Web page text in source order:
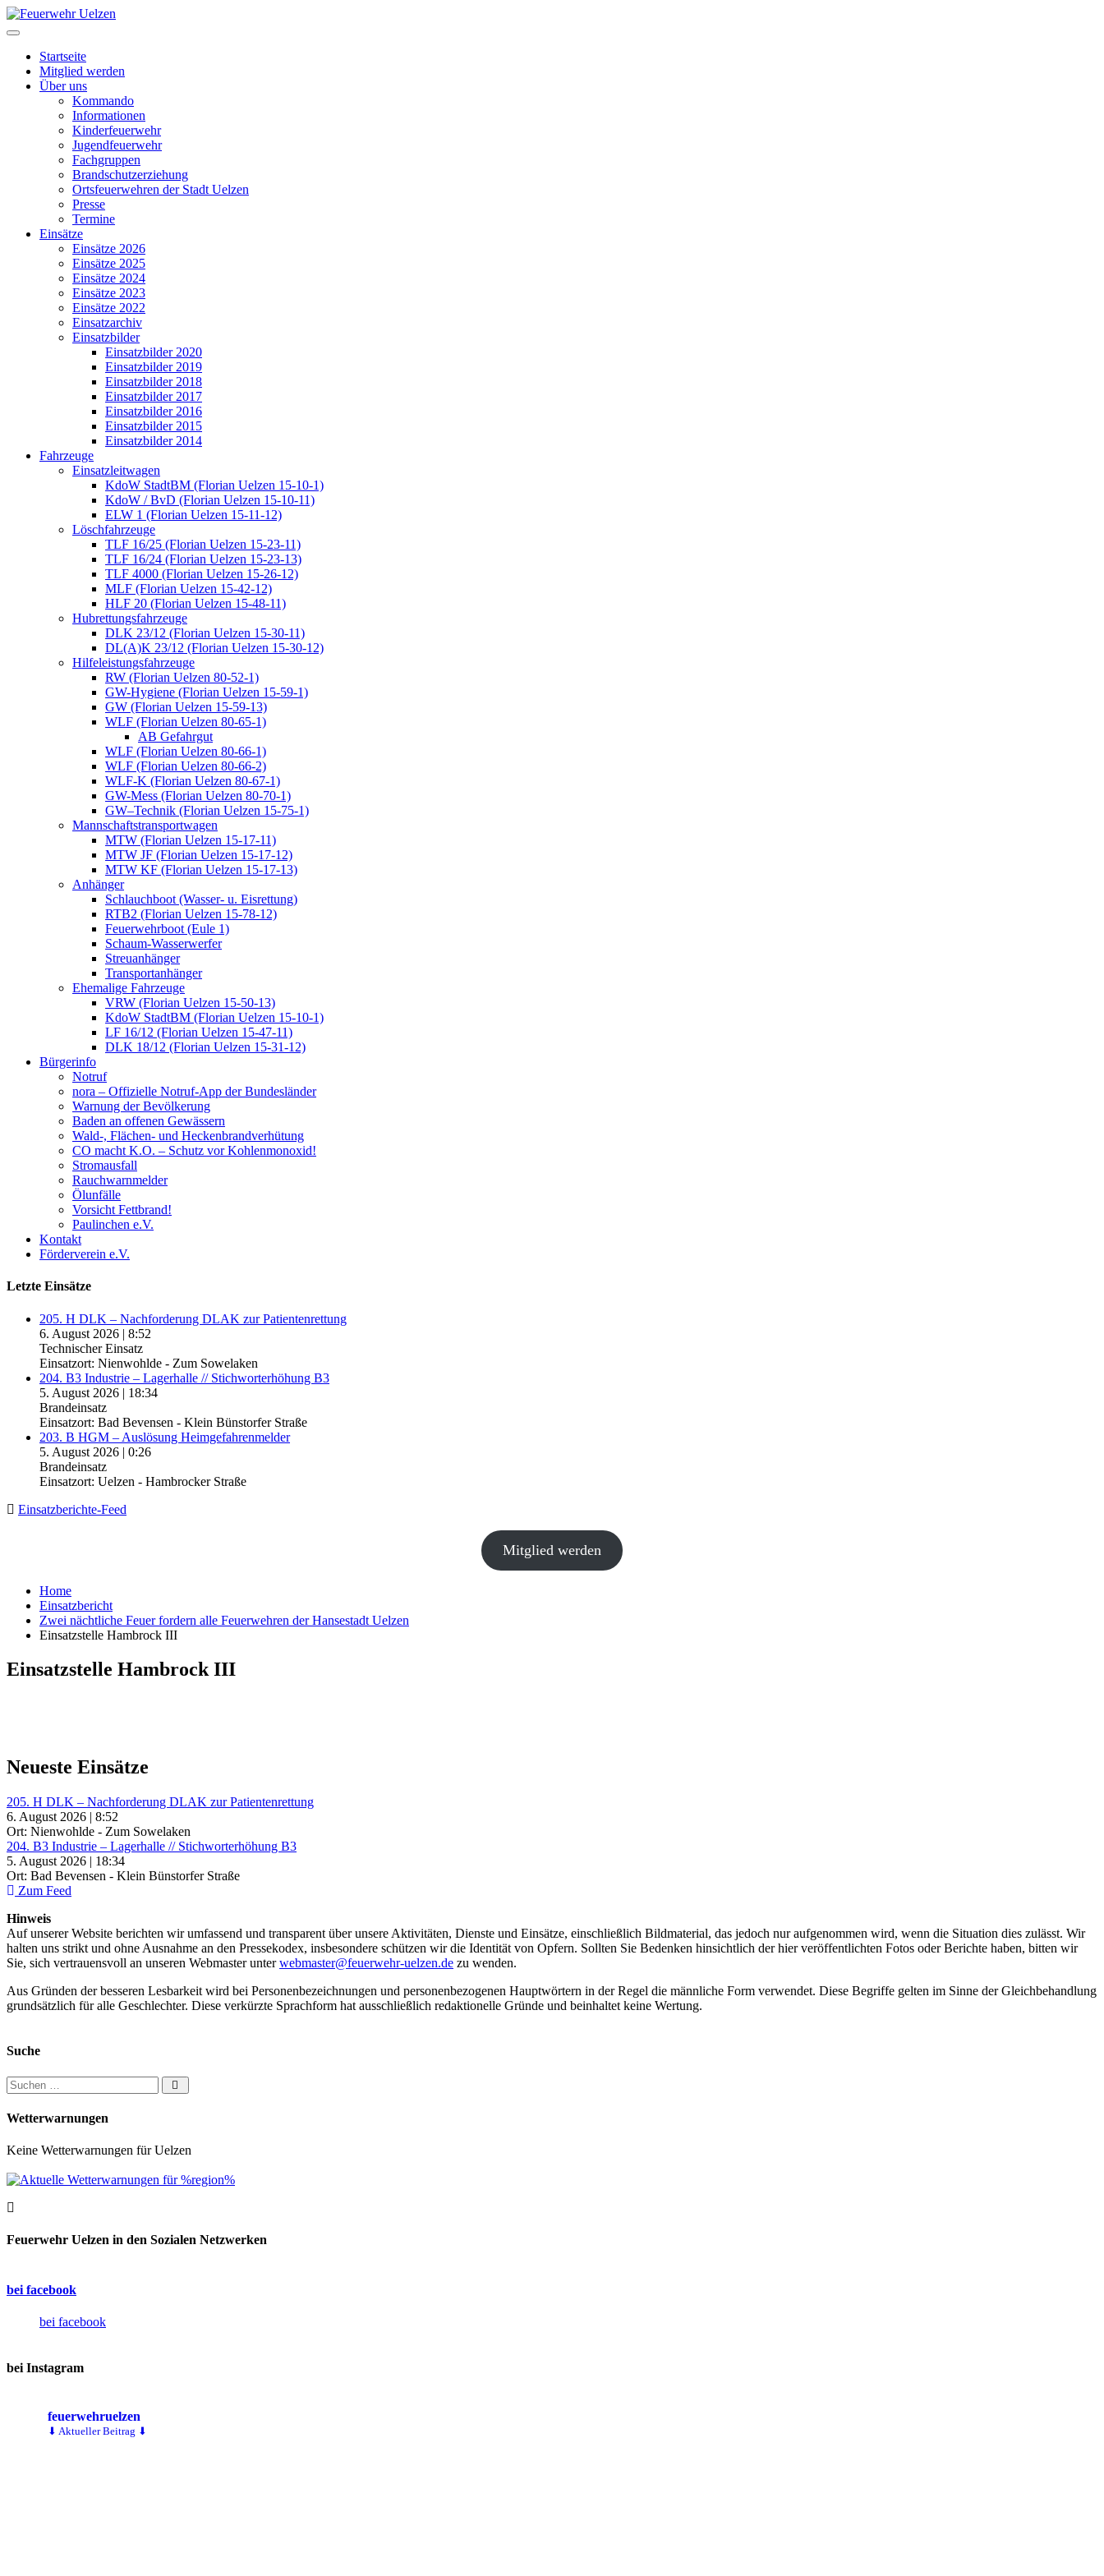
Startseite
Mitglied werden
Über uns
Kommando
Informationen
Kinderfeuerwehr
Jugendfeuerwehr
Fachgruppen
Brandschutzerziehung
Ortsfeuerwehren der Stadt Uelzen
Presse
Termine
Einsätze
Einsätze 2026
Einsätze 2025
Einsätze 2024
Einsätze 2023
Einsätze 2022
Einsatzarchiv
Einsatzbilder
Einsatzbilder 2020
Einsatzbilder 2019
Einsatzbilder 2018
Einsatzbilder 2017
Einsatzbilder 2016
Einsatzbilder 2015
Einsatzbilder 2014
Fahrzeuge
Einsatzleitwagen
KdoW StadtBM (Florian Uelzen 15-10-1)
KdoW / BvD (Florian Uelzen 15-10-11)
ELW 1 (Florian Uelzen 15-11-12)
Löschfahrzeuge
TLF 16/25 (Florian Uelzen 15-23-11)
TLF 16/24 (Florian Uelzen 15-23-13)
TLF 4000 (Florian Uelzen 15-26-12)
MLF (Florian Uelzen 15-42-12)
HLF 20 (Florian Uelzen 15-48-11)
Hubrettungsfahrzeuge
DLK 23/12 (Florian Uelzen 15-30-11)
DL(A)K 23/12 (Florian Uelzen 15-30-12)
Hilfeleistungsfahrzeuge
RW (Florian Uelzen 80-52-1)
GW-Hygiene (Florian Uelzen 15-59-1)
GW (Florian Uelzen 15-59-13)
WLF (Florian Uelzen 80-65-1)
AB Gefahrgut
WLF (Florian Uelzen 80-66-1)
WLF (Florian Uelzen 80-66-2)
WLF-K (Florian Uelzen 80-67-1)
GW-Mess (Florian Uelzen 80-70-1)
GW–Technik (Florian Uelzen 15-75-1)
Mannschaftstransportwagen
MTW (Florian Uelzen 15-17-11)
MTW JF (Florian Uelzen 15-17-12)
MTW KF (Florian Uelzen 15-17-13)
Anhänger
Schlauchboot (Wasser- u. Eisrettung)
RTB2 (Florian Uelzen 15-78-12)
Feuerwehrboot (Eule 1)
Schaum-Wasserwerfer
Streuanhänger
Transportanhänger
Ehemalige Fahrzeuge
VRW (Florian Uelzen 15-50-13)
KdoW StadtBM (Florian Uelzen 15-10-1)
LF 16/12 (Florian Uelzen 15-47-11)
DLK 18/12 (Florian Uelzen 15-31-12)
Bürgerinfo
Notruf
nora – Offizielle Notruf-App der Bundesländer
Warnung der Bevölkerung
Baden an offenen Gewässern
Wald-, Flächen- und Heckenbrandverhütung
CO macht K.O. – Schutz vor Kohlenmonoxid!
Stromausfall
Rauchwarnmelder
Ölunfälle
Vorsicht Fettbrand!
Paulinchen e.V.
Kontakt
Förderverein e.V.
Letzte Einsätze
205. H DLK – Nachforderung DLAK zur Patientenrettung
6. August 2026 | 8:52
Technischer Einsatz
Einsatzort: Nienwohlde - Zum Sowelaken
204. B3 Industrie – Lagerhalle // Stichworterhöhung B3
5. August 2026 | 18:34
Brandeinsatz
Einsatzort: Bad Bevensen - Klein Bünstorfer Straße
203. B HGM – Auslösung Heimgefahrenmelder
5. August 2026 | 0:26
Brandeinsatz
Einsatzort: Uelzen - Hambrocker Straße
Einsatzberichte-Feed
Mitglied werden
Home
Einsatzbericht
Zwei nächtliche Feuer fordern alle Feuerwehren der Hansestadt Uelzen
Einsatzstelle Hambrock III
Einsatzstelle Hambrock III
Neueste Einsätze
205. H DLK – Nachforderung DLAK zur Patientenrettung
6. August 2026 | 8:52
Ort: Nienwohlde - Zum Sowelaken
204. B3 Industrie – Lagerhalle // Stichworterhöhung B3
5. August 2026 | 18:34
Ort: Bad Bevensen - Klein Bünstorfer Straße
Zum Feed
Hinweis
Auf unserer Website berichten wir umfassend und transparent über unsere Aktivitäten, Dienste und Einsätze, einschließlich Bildmaterial, das jedoch nur aufgenommen wird, wenn die Situation dies zulässt. Wir
halten uns strikt und ohne Ausnahme an den Pressekodex, insbesondere schützen wir die Identität von Opfern. Sollten Sie Bedenken hinsichtlich der hier veröffentlichten Fotos oder Berichte haben, bitten wir
Sie, sich vertrauensvoll an unseren Webmaster unterwebmaster@feuerwehr-uelzen.de zu wenden.
Aus Gründen der besseren Lesbarkeit wird bei Personenbezeichnungen und personenbezogenen Hauptwörtern in der Regel die männliche Form verwendet. Diese Begriffe gelten im Sinne der Gleichbehandlung
grundsätzlich für alle Geschlechter. Diese verkürzte Sprachform hat ausschließlich redaktionelle Gründe und beinhaltet keine Wertung.
Suche
Suchen nach:
Wetterwarnungen
Keine Wetterwarnungen für Uelzen
Feuerwehr Uelzen in den Sozialen Netzwerken
bei facebook
bei facebook
bei Instagram
feuerwehruelzen
⬇ Aktueller Beitrag ⬇